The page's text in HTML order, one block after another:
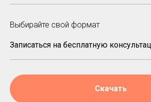
Выбирайте свой формат
Скачать